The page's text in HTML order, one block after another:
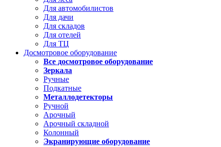
Для автомобилистов
Для дачи
Для складов
Для отелей
Для ТЦ
Досмотровое оборудование
Все досмотровое оборудование
Зеркала
Ручные
Подкатные
Металлодетекторы
Ручной
Арочный
Арочный складной
Колонный
Экранирующие оборудование